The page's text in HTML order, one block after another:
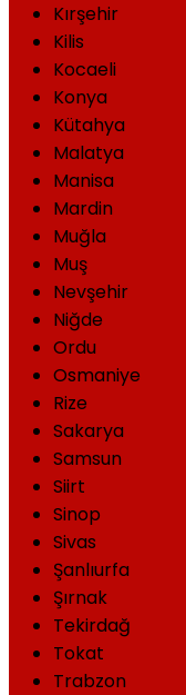
Kırşehir
Kilis
Kocaeli
Konya
Kütahya
Malatya
Manisa
Mardin
Muğla
Muş
Nevşehir
Niğde
Ordu
Osmaniye
Rize
Sakarya
Samsun
Siirt
Sinop
Sivas
Şanlıurfa
Şırnak
Tekirdağ
Tokat
Trabzon